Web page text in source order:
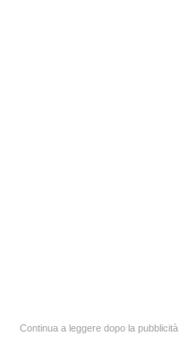
Continua a leggere dopo la pubblicità